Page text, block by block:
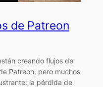
de Patreon
creando flujos de
Patreon, pero muchos
la pérdida de